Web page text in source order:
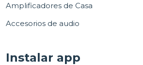
Amplificadores de Casa
Accesorios de audio
Instalar app